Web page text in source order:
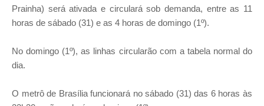
Prainha) será ativada e circulará sob demanda, entre as 11
horas de sábado (31) e as 4 horas de domingo (1º).
No domingo (1º), as linhas circularão com a tabela normal do
dia.
O metrô de Brasília funcionará no sábado (31) das 6 horas às